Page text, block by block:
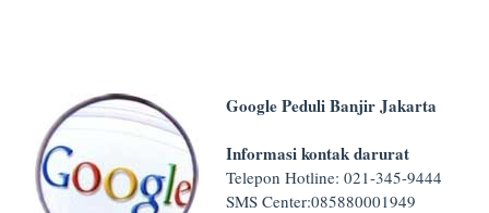
Google Peduli Banjir Jakarta
Informasi kontak darurat
Telepon Hotline: 021-345-9444
SMS Center:085880001949